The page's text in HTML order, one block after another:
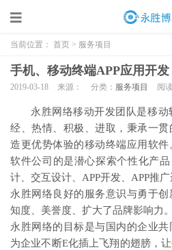
当前位置： 首页 > 服务项目
手机、移动终端APP应用开发
2019-03-18 来源： 分类： 服务项目 阅
永胜网络移动开发团队是移
经、热情、积极、进取，秉承一
造更优势体验的移动终端应用软
软件公司的是潜心探索个性化产
计、交互设计、APP开发、APP推
永胜网络良好的服务意识与勇于
知度、美誉度、扩大了品牌影响力。
永胜网络的目标是与国内的企业共
为企业不断E化插上飞翔的翅膀，